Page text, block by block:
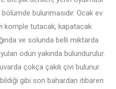
bulunmasıdır. Ocak ev
komple tutacak, kapatacak
ve solunda belli miktarda
odun yakında bulundurulur.
çokça çakılı çivi bulunur.
gibi son bahardan itibaren